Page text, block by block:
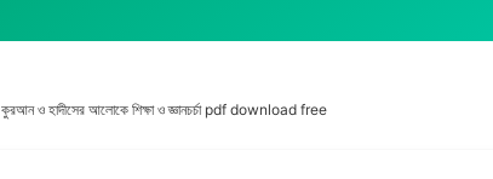
কুরআন ও হাদীসের আলোকে শিক্ষা ও জ্ঞানচর্চা pdf download free